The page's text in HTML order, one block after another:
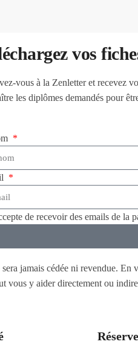
vos
vous à la Zenletter et recevez
les diplômes demandés pour
de recevoir des emails de la
jamais cédée ni revendue.
vous y aider directement ou